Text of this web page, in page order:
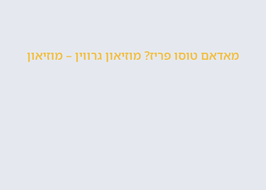
מאדאם טוסו פריז? מוזיאון גרווין – מוזיאון